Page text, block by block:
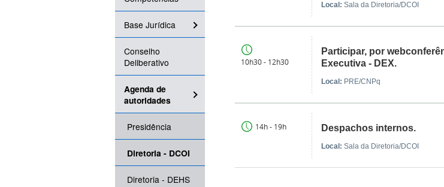
Base Jurídica
Conselho
Deliberativo
Agenda de
autoridades
Presidência
Diretoria - DCOI
Diretoria - DEHS
Local:Sala da Diretoria/DCOI
10h30 - 12h30
Participar, por
Executiva - DEX.
Local: PRE/CNPq
14h - 19h Despachos internos.
Local:Sala da Diretoria/DCOI